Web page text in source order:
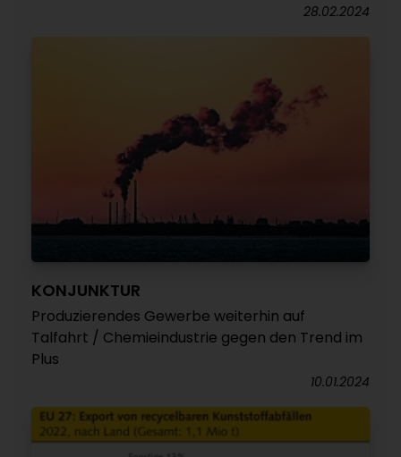
28.02.2024
KONJUNKTUR
Produzierendes Gewerbe weiterhin auf
Talfahrt / Chemieindustrie gegen den Trend im
Plus
10.01.2024